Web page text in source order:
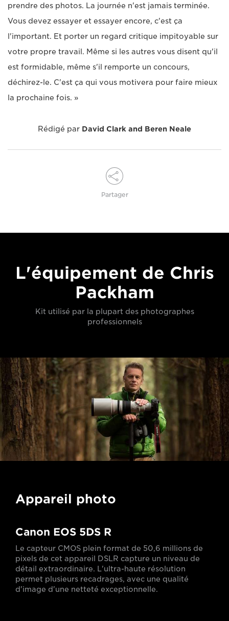
prendre des photos. La journée n'est jamais terminée.
Vous devez essayer et essayer encore, c'est ça
l'important. Et porter un regard critique impitoyable sur
votre propre travail. Même si les autres vous disent qu'il
est formidable, même s'il remporte un concours,
déchirez-le. C'est ça qui vous motivera pour faire mieux
la prochaine fois. »
Rédigé par David Clark and Beren Neale
Partager
L'équipement de Chris
Packham
Kit utilisé par la plupart des photographes
professionnels
Appareil photo
Canon EOS 5DS R
Le capteur CMOS plein format de 50,6 millions de
pixels de cet appareil DSLR capture un niveau de
détail extraordinaire. L'ultra-haute résolution
permet plusieurs recadrages, avec une qualité
d'image d'une netteté exceptionnelle.